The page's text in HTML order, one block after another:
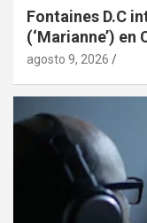
Fontaines D.C
(‘Marianne’) en
agosto 9, 2026